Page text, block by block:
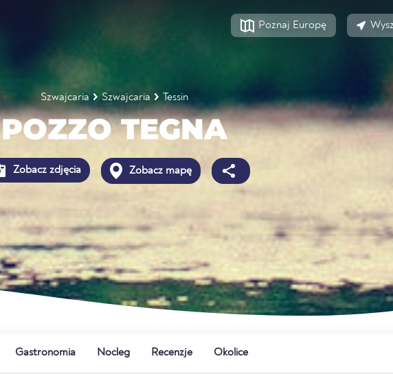
Poznaj Europę
Szwajcaria Szwajcaria Tessin
POZZO TEGNA
Zobacz zdjęcia Zobacz mapę
Gastronomia Nocleg Recenzje Okolice